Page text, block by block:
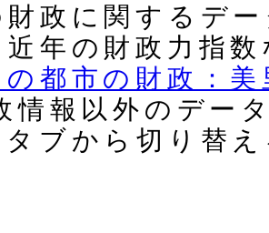
財政に関するデ
近年の財政力指
の都市の財政：
情報以外のデー
ブから切り替